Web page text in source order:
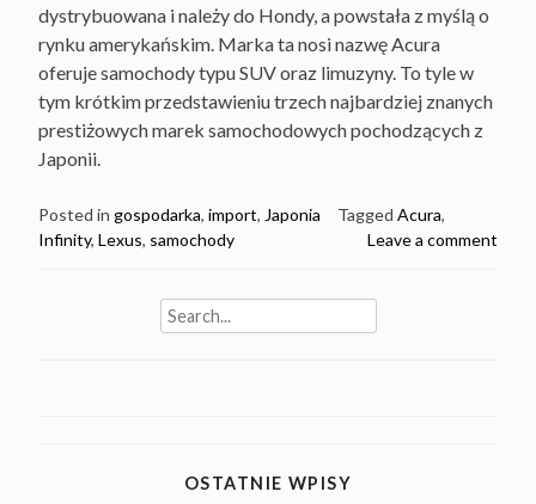
dystrybuowana i należy do Hondy, a powstała z myślą o
rynku amerykańskim. Marka ta nosi nazwę Acura
oferuje samochody typu SUV oraz limuzyny. To tyle w
tym krótkim przedstawieniu trzech najbardziej znanych
prestiżowych marek samochodowych pochodzących z
Japonii.
Posted in gospodarka, import, Japonia Tagged Acura,
Infinity, Lexus, samochody Leave a comment
Search
for:
OSTATNIE WPISY